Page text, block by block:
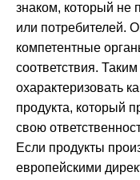
знаком, который не
или потребителей.
компетентные
соответствия.
охарактеризовать
продукта, который
свою
Если продукты
европейскими